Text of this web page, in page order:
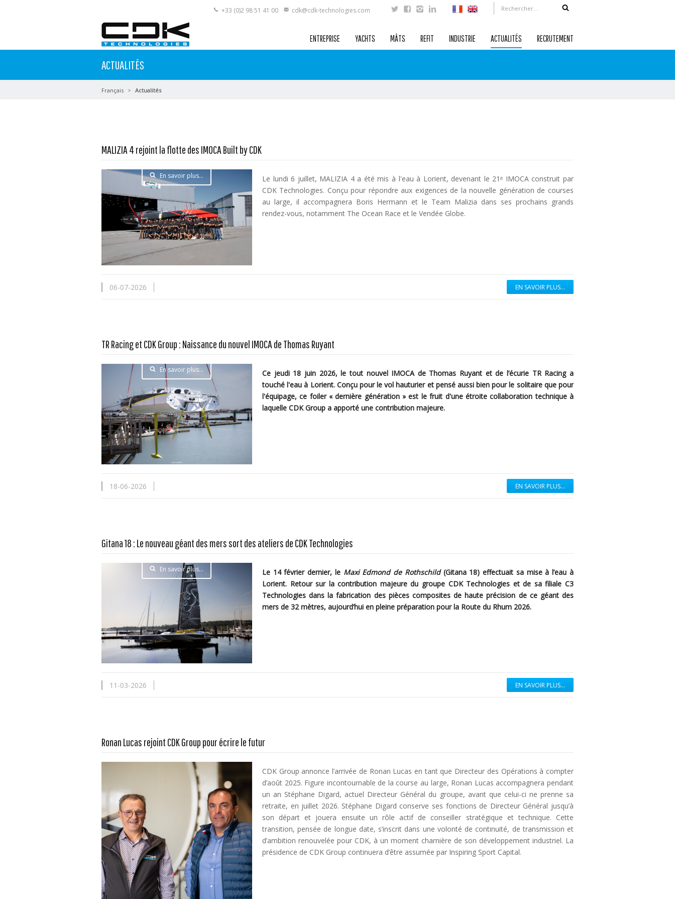
+33 (0)2 98 51 41 00 cdk@cdk-technologies.com
ENTREPRISE YACHTS MÂTS REFIT INDUSTRIE ACTUALITÉS RECRUTEMENT
ACTUALITÉS
Français Actualités
MALIZIA 4 rejoint la flotte des IMOCA Built by CDK
En savoir plus...
Le lundi 6 juillet, MALIZIA 4 a été mis à l'eau à Lorient, devenant le 21ᵉ IMOCA construit par
CDK Technologies. Conçu pour répondre aux exigences de la nouvelle génération de courses
au large, il accompagnera Boris Hermann et le Team Malizia dans ses prochains grands
rendez-vous, notamment The Ocean Race et le Vendée Globe.
06-07-2026 EN SAVOIR PLUS...
TR Racing et CDK Group : Naissance du nouvel IMOCA de Thomas Ruyant
En savoir plus...
Ce jeudi 18 juin 2026, le tout nouvel IMOCA de Thomas Ruyant et de l’écurie TR Racing a
touché l'eau à Lorient. Conçu pour le vol hauturier et pensé aussi bien pour le solitaire que pour
l'équipage, ce foiler « dernière génération » est le fruit d'une étroite collaboration technique à
laquelle CDK Group a apporté une contribution majeure.
18-06-2026 EN SAVOIR PLUS...
Gitana 18 : Le nouveau géant des mers sort des ateliers de CDK Technologies
En savoir plus... Le 14 février dernier, le Maxi Edmond de Rothschild(Gitana 18) effectuait sa mise à l’eau à
Lorient. Retour sur la contribution majeure du groupe CDK Technologies et de sa filiale C3
Technologies dans la fabrication des pièces composites de haute précision de ce géant des
mers de 32 mètres, aujourd’hui en pleine préparation pour la Route du Rhum 2026.
11-03-2026 EN SAVOIR PLUS...
Ronan Lucas rejoint CDK Group pour écrire le futur
CDK Group annonce l’arrivée de Ronan Lucas en tant que Directeur des Opérations à compter
d’août 2025. Figure incontournable de la course au large, Ronan Lucas accompagnera pendant
un an Stéphane Digard, actuel Directeur Général du groupe, avant que celui-ci ne prenne sa
retraite, en juillet 2026. Stéphane Digard conserve ses fonctions de Directeur Général jusqu’à
son départ et jouera ensuite un rôle actif de conseiller stratégique et technique. Cette
transition, pensée de longue date, s’inscrit dans une volonté de continuité, de transmission et
d’ambition renouvelée pour CDK, à un moment charnière de son développement industriel. La
présidence de CDK Group continuera d’être assumée par Inspiring Sport Capital.